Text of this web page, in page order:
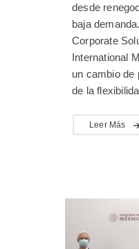
desde
baja
Corporate
International
un cambio de
de la
Leer Más